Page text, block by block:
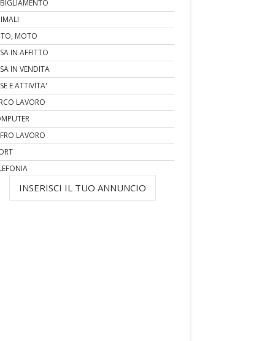
MOTO
IN AFFITTO
IN VENDITA
E ATTIVITA'
LAVORO
LAVORO
INSERISCI IL TUO ANNUNCIO